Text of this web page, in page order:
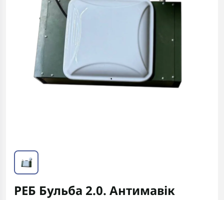
РЕБ Бульба 2.0. Антимавік